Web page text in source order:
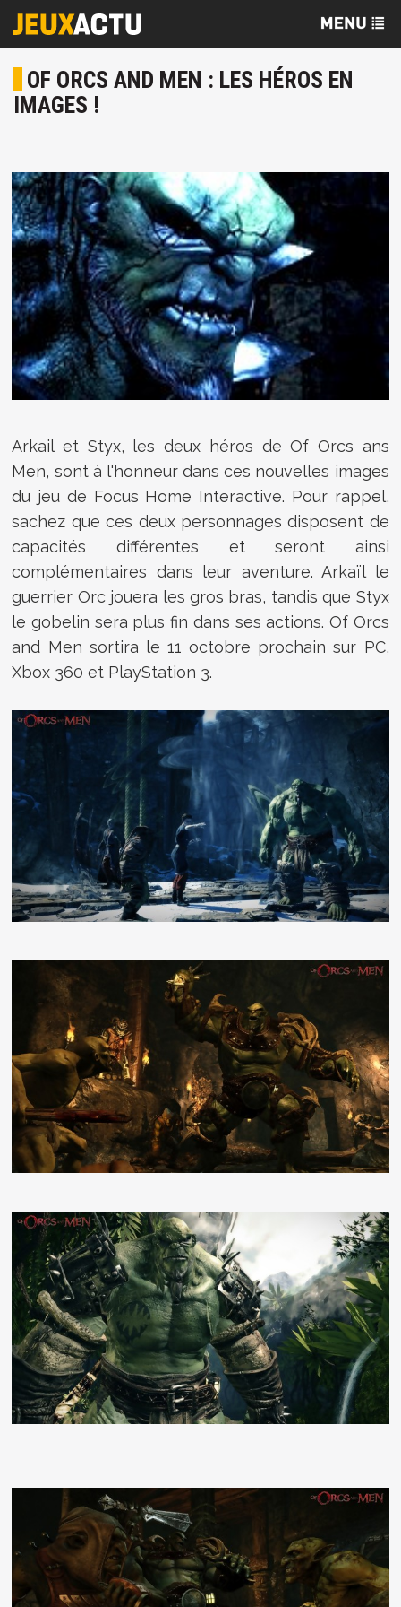
OF ORCS AND MEN : LES HÉROS EN
IMAGES !
Arkail et Styx, les deux héros de Of Orcs ans
Men, sont à l'honneur dans ces nouvelles images
du jeu de Focus Home Interactive. Pour rappel,
sachez que ces deux personnages disposent de
capacités différentes et seront ainsi
complémentaires dans leur aventure. Arkaïl le
guerrier Orc jouera les gros bras, tandis que Styx
le gobelin sera plus fin dans ses actions. Of Orcs
and Men sortira le 11 octobre prochain sur PC,
Xbox 360 et PlayStation 3.